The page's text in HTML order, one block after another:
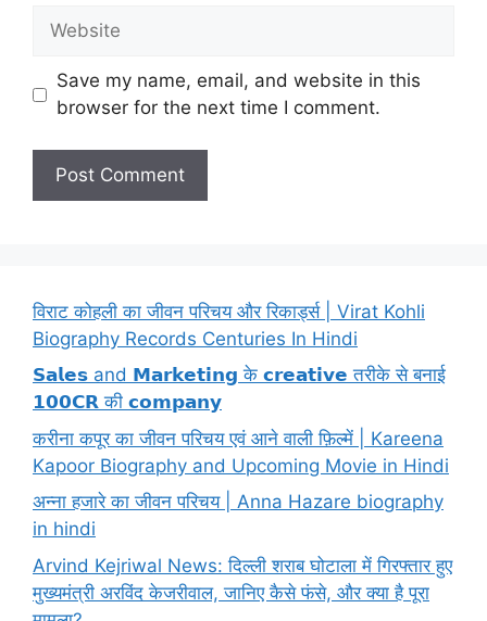
Website
Save my name, email, and website in this
browser for the next time I comment.
विराट कोहली का जीवन परिचय और रिकार्ड्स | Virat Kohli
Biography Records Centuries In Hindi
𝗦𝗮𝗹𝗲𝘀 and 𝗠𝗮𝗿𝗸𝗲𝘁𝗶𝗻𝗴 के 𝗰𝗿𝗲𝗮𝘁𝗶𝘃𝗲 तरीके से बनाई
𝟭𝟬𝟬𝗖𝗥 की 𝗰𝗼𝗺𝗽𝗮𝗻𝘆
करीना कपूर का जीवन परिचय एवं आने वाली फ़िल्में | Kareena
Kapoor Biography and Upcoming Movie in Hindi
अन्ना हजारे का जीवन परिचय | Anna Hazare biography
in hindi
Arvind Kejriwal News: दिल्ली शराब घोटाला में गिरफ्तार हुए
मुख्यमंत्री अरविंद केजरीवाल, जानिए कैसे फंसे, और क्या है पूरा